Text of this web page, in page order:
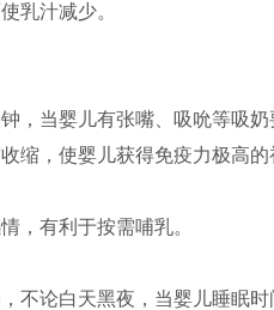
乳汁减少。
，当婴儿有张嘴、吸吮等吸
缩，使婴儿获得免疫力极高的
，有利于按需哺乳。
不论白天黑夜，当婴儿睡眠